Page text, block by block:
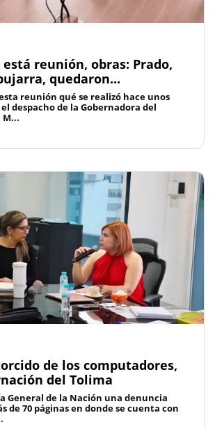
está reunión, obras: Prado,
quedaron...
reunión qué se realizó hace unos
despacho de la Gobernadora del
de los computadores,
del Tolima
General de la Nación una denuncia
de 70 páginas en donde se cuenta con